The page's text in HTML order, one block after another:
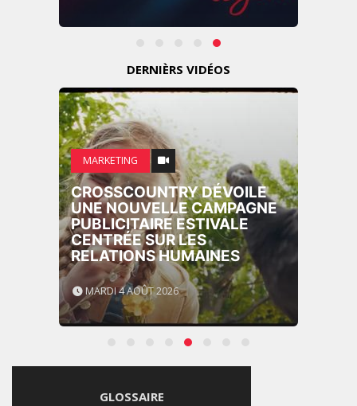
DERNIÈRS VIDÉOS
MARKETING
CROSSCOUNTRY DÉVOILE
UNE NOUVELLE CAMPAGNE
PUBLICITAIRE ESTIVALE
CENTRÉE SUR LES
RELATIONS HUMAINES
MARDI 4 AOÛT 2026
GLOSSAIRE